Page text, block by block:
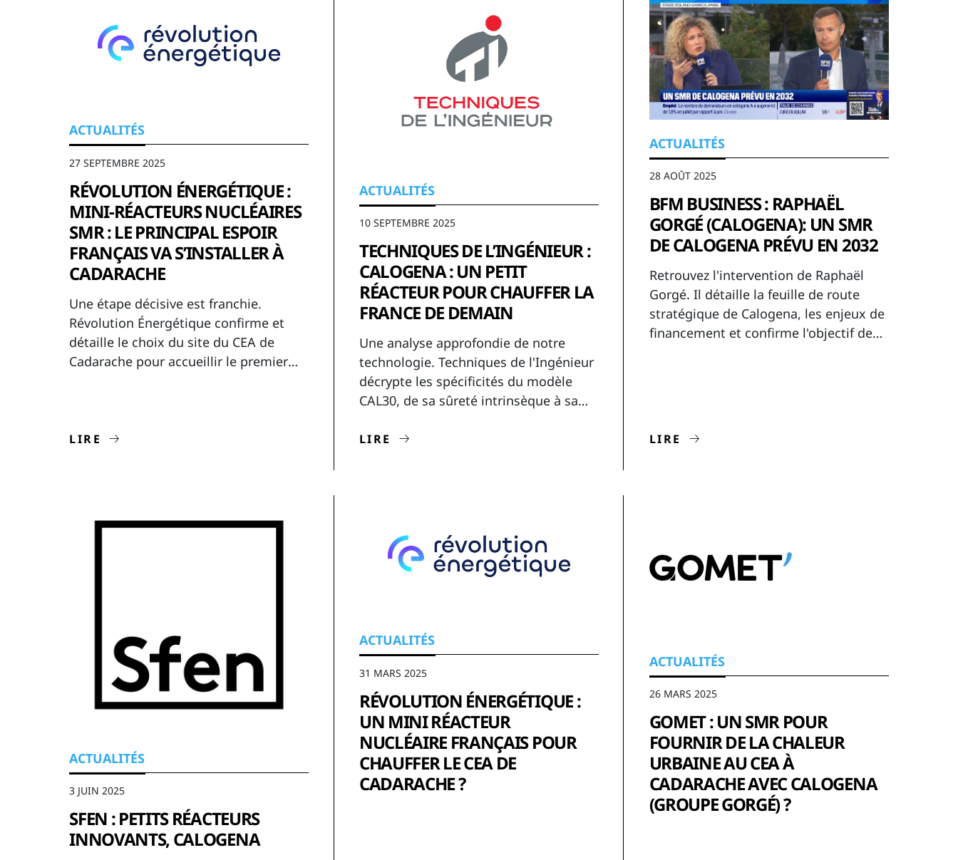
ACTUALITÉS
27 SEPTEMBRE 2025
RÉVOLUTION ÉNERGÉTIQUE :
MINI-RÉACTEURS NUCLÉAIRES
SMR : LE PRINCIPAL ESPOIR
FRANÇAIS VA S’INSTALLER À
CADARACHE
Une étape décisive est franchie.
Révolution Énergétique confirme et
détaille le choix du site du CEA de
Cadarache pour accueillir le premier
LIRE
ACTUALITÉS
10 SEPTEMBRE 2025
TECHNIQUES DE L’INGÉNIEUR :
CALOGENA : UN PETIT
RÉACTEUR POUR CHAUFFER LA
FRANCE DE DEMAIN
Une analyse approfondie de notre
technologie. Techniques de l'Ingénieur
décrypte les spécificités du modèle
CAL30, de sa sûreté intrinsèque à sa
pression pour la "France de demain".
LIRE
ACTUALITÉS
28 AOÛT 2025
BFM BUSINESS : RAPHAËL
GORGÉ (CALOGENA): UN SMR
DE CALOGENA PRÉVU EN 2032
Retrouvez l'intervention de Raphaël
Gorgé. Il détaille la feuille de route
stratégique de Calogena, les enjeux de
financement et confirme l'objectif de
LIRE
ACTUALITÉS
3 JUIN 2025
SFEN : PETITS RÉACTEURS
INNOVANTS, CALOGENA
ACTUALITÉS
31 MARS 2025
RÉVOLUTION ÉNERGÉTIQUE :
UN MINI RÉACTEUR
NUCLÉAIRE FRANÇAIS POUR
CHAUFFER LE CEA DE
CADARACHE ?
ACTUALITÉS
26 MARS 2025
GOMET : UN SMR POUR
FOURNIR DE LA CHALEUR
URBAINE AU CEA À
CADARACHE AVEC CALOGENA
(GROUPE GORGÉ) ?